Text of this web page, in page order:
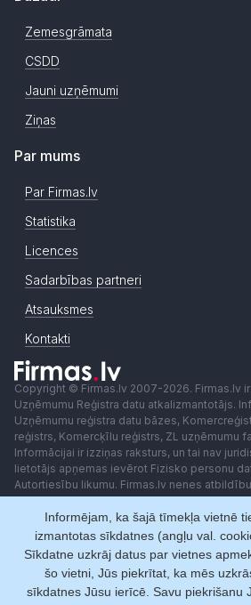
Zemesgrāmata
CSDD
Jauni uzņēmumi
Ziņas
Par mums
Par Firmas.lv
Statistika
Licences
Sadarbības partneri
Atsauksmes
Kontakti
Copyright © Firmas.lv 2007-2026. Firmas.lv
Uzņēmumu Reģistra datu atkalizmantotājs.
Uzņēmumu reģistra datu bāzes,
reģistrs, Komercķīlu reģistrs, ZL uzņēmumu
Informācijai ir izziņas raksturs, un tai nav
lietotājs apņemas ievērot Fizisko personu
Autortiesību likumu. Firmas.lv nenes
lēmumiem, kas balstīti uz saņemto
izmantot jebkādas automatizētas sistēmas
piekļuvei sistēmai bez rakstiskas
redaktore: Ingūna Pempere.
Lietošanas noteikumi
Privātuma politika
Informējam, ka šajā tīmekļa vietnē
izmantotas sīkdatnes (angļu val.
Sīkdatne uzkrāj datus par vietnes
šo vietni, Jūs piekrītat, ka mēs
sīkdatnes Jūsu ierīcē. Savu piekrišanu